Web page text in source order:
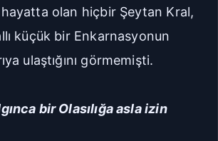
olan hiçbir Şeytan Kral,
küçük bir Enkarnasyonun
ulaştığını görmemişti.
bir Olasılığa asla izin